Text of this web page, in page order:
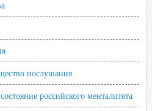
послушания
российского менталитета